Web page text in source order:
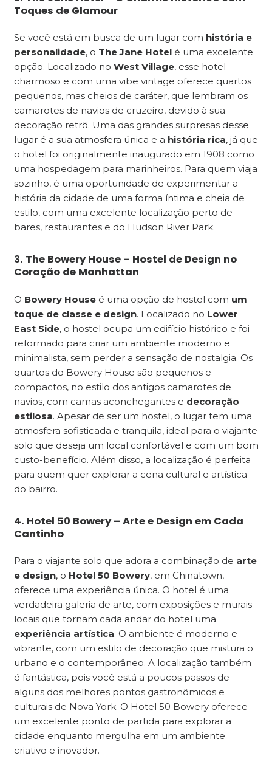
Toques de Glamour
Se você está em busca de um lugar com história e
personalidade, o The Jane Hotelé uma excelente
opção. Localizado no West Village, esse hotel
charmoso e com uma vibe vintage oferece quartos
pequenos, mas cheios de caráter, que lembram os
camarotes de navios de cruzeiro, devido à sua
decoração retrô. Uma das grandes surpresas desse
lugar é a sua atmosfera única e a história rica, já que
o hotel foi originalmente inaugurado em 1908 como
uma hospedagem para marinheiros. Para quem viaja
sozinho, é uma oportunidade de experimentar a
história da cidade de uma forma íntima e cheia de
estilo, com uma excelente localização perto de
bares, restaurantes e do Hudson River Park.
3. The Bowery House – Hostel de Design no
Coração de Manhattan
O Bowery Houseé uma opção de hostel com um
toque de classe e design. Localizado no Lower
East Side, o hostel ocupa um edifício histórico e foi
reformado para criar um ambiente moderno e
minimalista, sem perder a sensação de nostalgia. Os
quartos do Bowery House são pequenos e
compactos, no estilo dos antigos camarotes de
navios, com camas aconchegantes e decoração
estilosa. Apesar de ser um hostel, o lugar tem uma
atmosfera sofisticada e tranquila, ideal para o viajante
solo que deseja um local confortável e com um bom
custo-benefício. Além disso, a localização é perfeita
para quem quer explorar a cena cultural e artística
do bairro.
4. Hotel 50 Bowery – Arte e Design em Cada
Cantinho
Para o viajante solo que adora a combinação de arte
e design, o Hotel 50 Bowery, em Chinatown,
oferece uma experiência única. O hotel é uma
verdadeira galeria de arte, com exposições e murais
locais que tornam cada andar do hotel uma
experiência artística. O ambiente é moderno e
vibrante, com um estilo de decoração que mistura o
urbano e o contemporâneo. A localização também
é fantástica, pois você está a poucos passos de
alguns dos melhores pontos gastronômicos e
culturais de Nova York. O Hotel 50 Bowery oferece
um excelente ponto de partida para explorar a
cidade enquanto mergulha em um ambiente
criativo e inovador.